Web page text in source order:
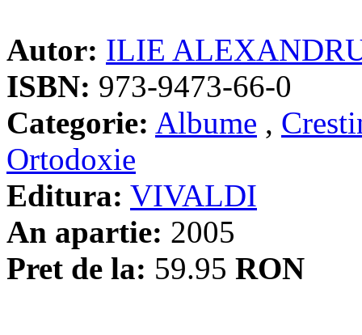
Autor: ILIE
ISBN: 973-9473-66-0
Categorie: Albume ,
Ortodoxie
Editura: VIVALDI
An apartie: 2005
Pret de la: 59.95 RON